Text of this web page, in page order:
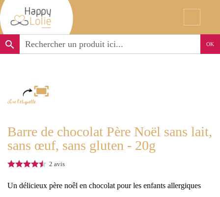
search OK
Barre de chocolat Père Noël sans lait,
sans œuf, sans gluten - 20g
2 avis
Un délicieux père noêl en chocolat pour les enfants allergiques